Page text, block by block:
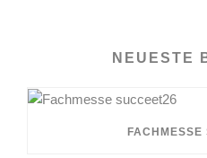
NEUESTE
FACHMESSE